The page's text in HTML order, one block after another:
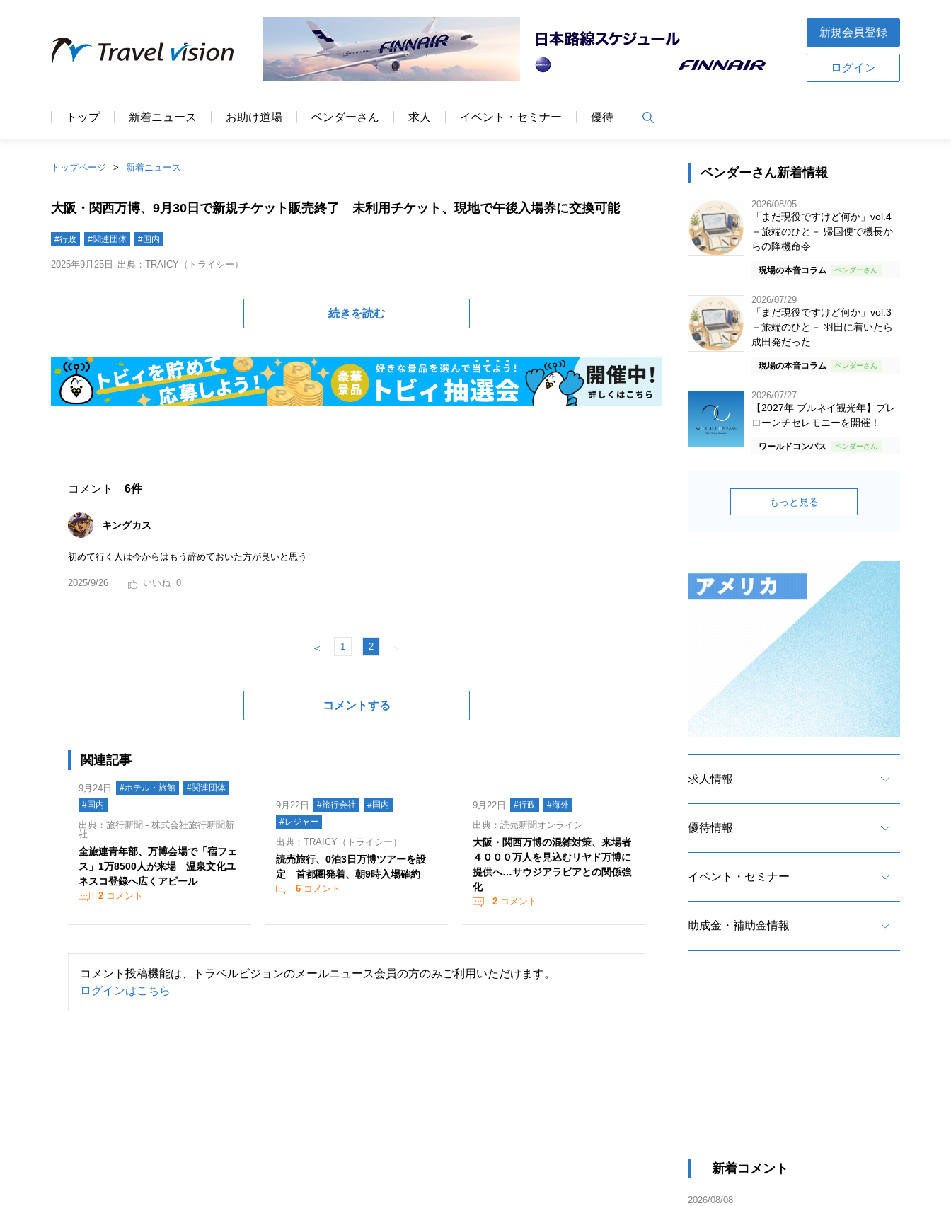
新規会員登録
ログイン
トップ 新着ニュース お助け道場 ベンダーさん 求人 イベント・セミナー 優待
トップページ 新着ニュース
大阪・関西万博、9月30日で新規チケット販売終了 未利用チケット、現地で午後入場券に交換可能
#行政 #関連団体 #国内
2025年9月25日 出典：TRAICY（トライシー）
続きを読む
コメント 6件
キングカス
初めて行く人は今からはもう辞めておいた方が良いと思う
2025/9/26 0
＜ 1 2 ＞
コメントする
関連記事
9月24日 #ホテル・旅館
#関連団体
#国内
出典：旅行新聞 - 株式会社旅行新聞新
社
全旅連青年部、万博会場で「宿フェ
ス」1万8500人が来場 温泉文化ユ
ネスコ登録へ広くアピール
2 コメント
9月22日 #旅行会社
#国内
#レジャー
出典：TRAICY（トライシー）
読売旅行、0泊3日万博ツアーを設
定 首都圏発着、朝9時入場確約
6コメント
9月22日 #行政 #海外
出典：読売新聞オンライン
大阪・関西万博の混雑対策、来場者
４０００万人を見込むリヤド万博に
提供へ…サウジアラビアとの関係強
化
2 コメント
コメント投稿機能は、トラベルビジョンのメールニュース会員の方のみご利用いただけます。
ログインはこちら
ベンダーさん新着情報
2026/08/05
「まだ現役ですけど何か」vol.4
－旅端のひと－ 帰国便で機長か
らの降機命令
現場の本音コラム
2026/07/29
「まだ現役ですけど何か」vol.3
－旅端のひと－ 羽田に着いたら
成田発だった
現場の本音コラム
2026/07/27
【2027年 ブルネイ観光年】プレ
ローンチセレモニーを開催！
ワールドコンパス
もっと見る
求人情報
優待情報
イベント・セミナー
助成金・補助金情報
新着コメント
2026/08/08